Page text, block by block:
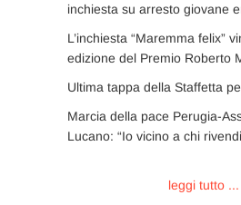
inchiesta su arresto giovane
L’inchiesta “Maremma felix”
edizione del Premio Roberto
Ultima tappa della Staffetta
Marcia della pace Perugia-
Lucano: “Io vicino a chi
leggi tutto ...